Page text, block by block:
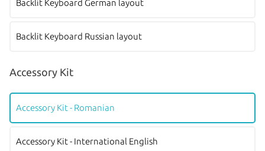
Backlit Keyboard German layout
Backlit Keyboard Russian layout
Accessory Kit
Accessory Kit - Romanian
Accessory Kit - International English